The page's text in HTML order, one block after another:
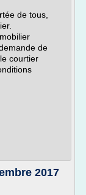
de tous,
de
courtier
2017